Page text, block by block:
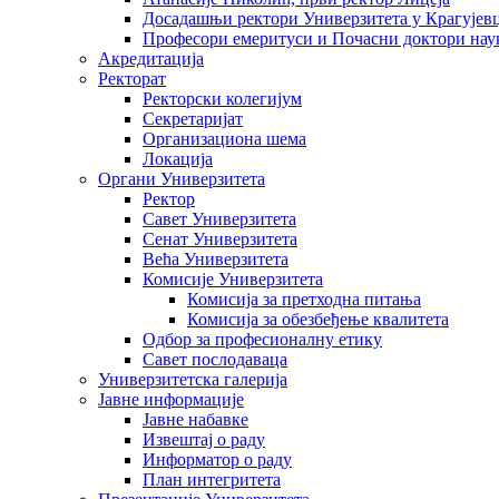
Досадашњи ректори Универзитета у
Професори емеритуси и Почасни доктори
Акредитација
Ректорат
Ректорски колегијум
Секретаријат
Организациона шема
Локација
Органи Универзитета
Ректор
Савет Универзитета
Сенат Универзитета
Већа Универзитета
Комисије Универзитета
Комисија за претходна питања
Комисија за обезбеђење квалитета
Одбор за професионалну етику
Савет послодаваца
Универзитетска галерија
Јавне информације
Јавне набавке
Извештај о раду
Информатор о раду
План интегритета